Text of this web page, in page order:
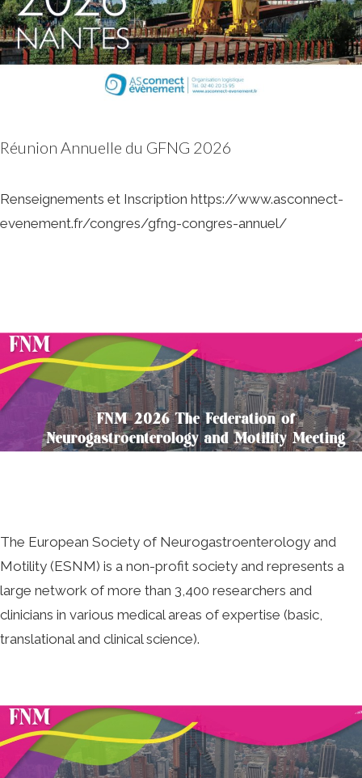
Réunion Annuelle du GFNG 2026
Renseignements et Inscription https://www.asconnect-
evenement.fr/congres/gfng-congres-annuel/
The European Society of Neurogastroenterology and
Motility (ESNM) is a non-profit society and represents a
large network of more than 3,400 researchers and
clinicians in various medical areas of expertise (basic,
translational and clinical science).